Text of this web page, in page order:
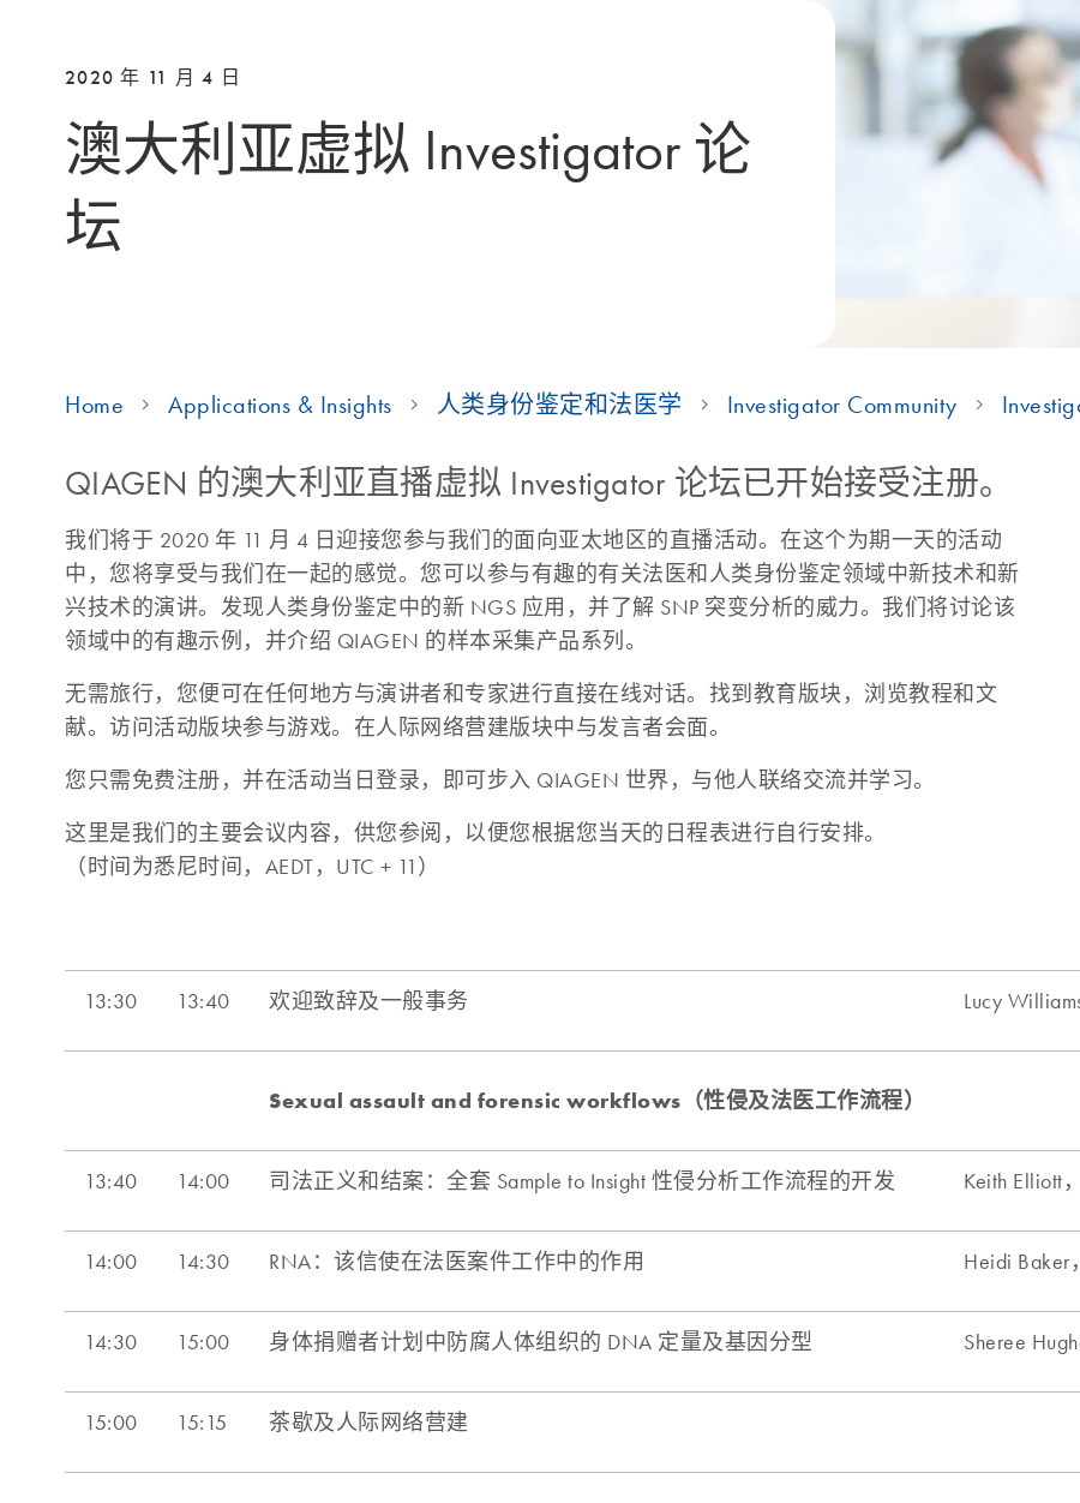
2020 年 11 月 4 日
澳大利亚虚拟 Investigator 论
坛
Home Applications & Insights 人类身份鉴定和法医学 Investigator Community
QIAGEN 的澳大利亚直播虚拟 Investigator 论坛已开始接受注册。
我们将于 2020 年 11 月 4 日迎接您参与我们的面向亚太地区的直播活动。在这个为期一天的活动
中，您将享受与我们在一起的感觉。您可以参与有趣的有关法医和人类身份鉴定领域中新技术和新
兴技术的演讲。发现人类身份鉴定中的新 NGS 应用，并了解 SNP 突变分析的威力。我们将讨论该
领域中的有趣示例，并介绍 QIAGEN 的样本采集产品系列。
无需旅行，您便可在任何地方与演讲者和专家进行直接在线对话。找到教育版块，浏览教程和文
献。访问活动版块参与游戏。在人际网络营建版块中与发言者会面。
您只需免费注册，并在活动当日登录，即可步入 QIAGEN 世界，与他人联络交流并学习。
这里是我们的主要会议内容，供您参阅，以便您根据您当天的日程表进行自行安排。
（时间为悉尼时间，AEDT，UTC + 11）